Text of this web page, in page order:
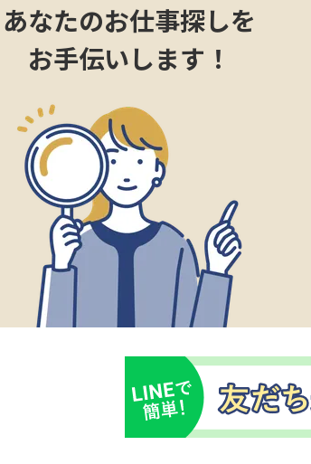
あなたのお仕事探しを
お手伝いします！